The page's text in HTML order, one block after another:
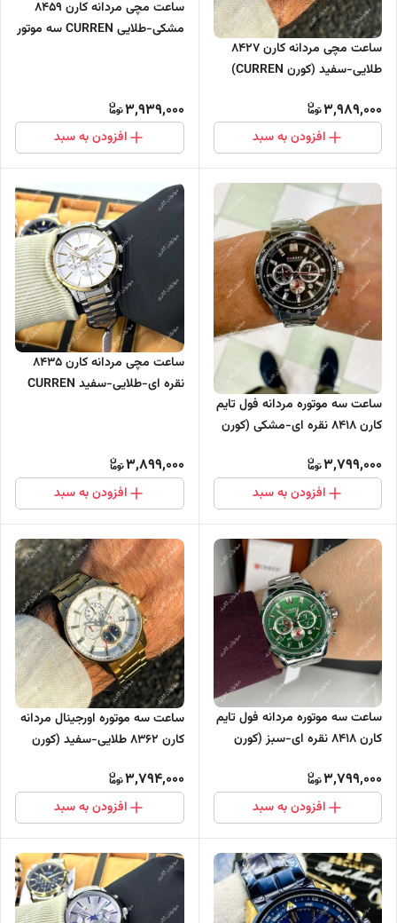
ساعت مچی مردانه کارن 8427
طلایی-سفید (کورن CURREN)
3,989,000
افزودن به سبد
ساعت مچی مردانه کارن 8459
مشکی-طلایی CURREN سه موتور
3,939,000
افزودن به سبد
ساعت سه موتوره مردانه فول تایم
کارن 8418 نقره ای-مشکی (کورن
3,799,000
افزودن به سبد
ساعت مچی مردانه کارن 8435
نقره ای-طلایی-سفید CURREN
3,899,000
افزودن به سبد
ساعت سه موتوره مردانه فول تایم
کارن 8418 نقره ای-سبز (کورن
3,799,000
افزودن به سبد
ساعت سه موتوره اورجینال مردانه
کارن 8362 طلایی-سفید (کورن
3,794,000
افزودن به سبد